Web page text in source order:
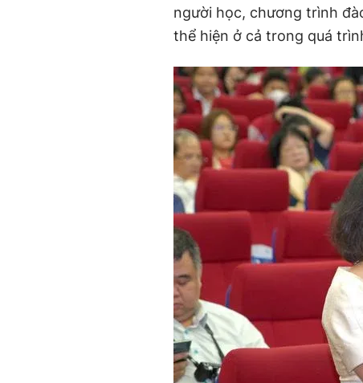
người học, chương trình
thể hiện ở cả trong quá